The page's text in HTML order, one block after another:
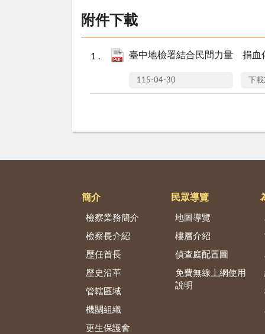
附件下載
臺中地檢署結合民間力量 捐血
115-04-30 下
簡介
檢察業務簡介
檢察長介紹
歷任首長
歷史沿革
管轄區域
機關組織
更生保護會
民眾導覽
地圖導覽
樓層介紹
偵查庭配置圖
免費無線上網使用
說明